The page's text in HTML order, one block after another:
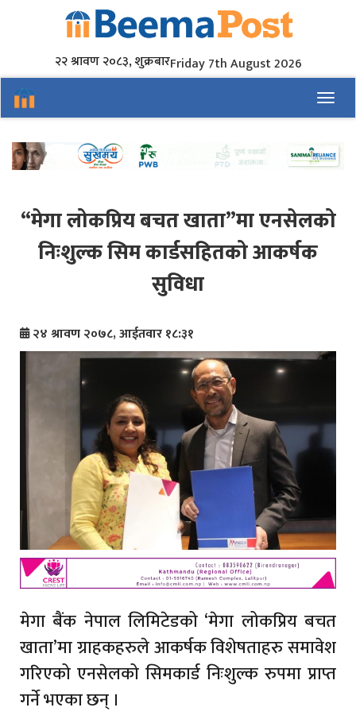
२२ श्रावण २०८३, शुक्रबारFriday 7th August 2026
“मेगा लोकप्रिय बचत खाता”मा एनसेलको
निःशुल्क सिम कार्डसहितको आकर्षक
सुविधा
२४ श्रावण २०७८, आईतवार १८:३१
मेगा बैंक नेपाल लिमिटेडको ‘मेगा लोकप्रिय बचत
खाता’मा ग्राहकहरुले आकर्षक विशेषताहरु समावेश
गरिएको एनसेलको सिमकार्ड निःशुल्क रुपमा प्राप्त
गर्ने भएका छन् ।